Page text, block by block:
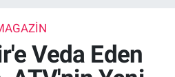
Veda Eden